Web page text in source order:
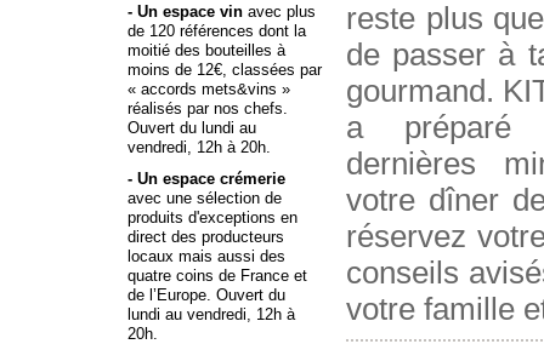
- Un espace vin avec plus
de 120 références dont la
moitié des bouteilles à
moins de 12€, classées par
« accords mets&vins »
réalisés par nos chefs.
Ouvert du lundi au
vendredi, 12h à 20h.
- Un espace crémerie
avec une sélection de
produits d'exceptions en
direct des producteurs
locaux mais aussi des
quatre coins de France et
de l’Europe. Ouvert du
lundi au vendredi, 12h à
20h.
reste plus
de passer à
gourmand.
a préparé
dernières
votre dîner
réservez
conseils
votre famille